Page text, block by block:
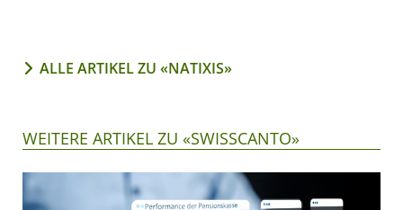
ALLE ARTIKEL ZU «NATIXIS»
WEITERE ARTIKEL ZU «SWISSCANTO»